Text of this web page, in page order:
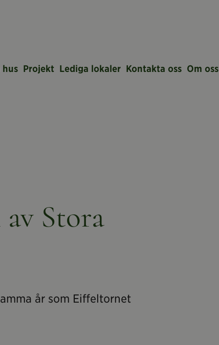
hus Projekt Lediga lokaler Kontakta oss Om oss
Stora
år som Eiffeltornet